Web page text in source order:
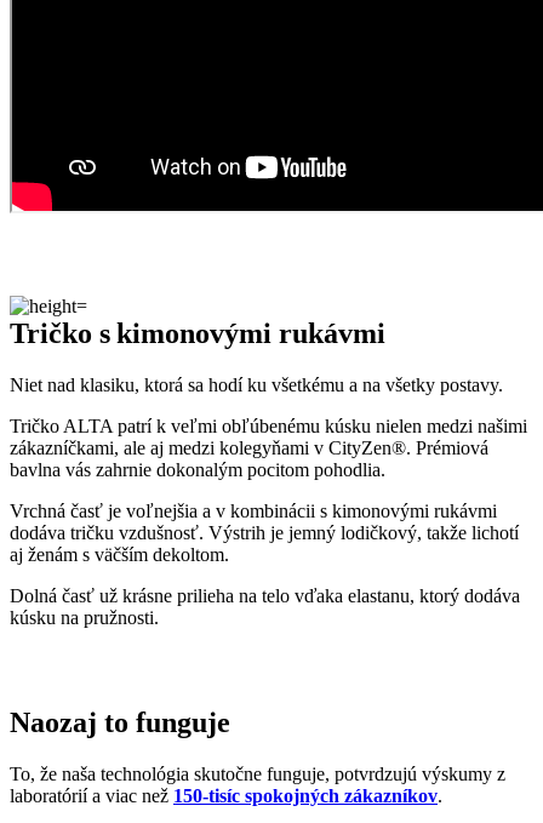
Tričko s kimonovými rukávmi
Niet nad klasiku, ktorá sa hodí ku všetkému a na všetky postavy.
Vrchná časť je voľnejšia a v kombinácii s kimonovými rukávmi
dodáva tričku vzdušnosť. Výstrih je jemný lodičkový, takže lichotí
aj ženám s väčším dekoltom.
Dolná časť už krásne prilieha na telo vďaka elastanu, ktorý dodáva
kúsku na pružnosti.
Naozaj to funguje
To, že naša technológia skutočne funguje, potvrdzujú výskumy z
laboratórií a viac než
odparovanie vlhkostia potvrdilo, že oblečenie je
priedušné.
Tiež sme si dali zmerať, či oblečenie CityZen chráni pokožku pred
slnečným žiarením. V teste sme prešli a dokoncazískali UPF 50+